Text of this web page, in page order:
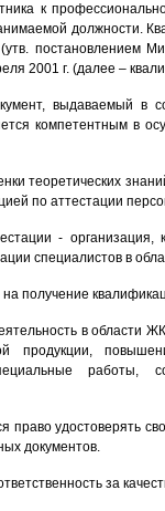
к
должности.
постановлением
2001 г. (далее –
выдаваемый в
компетентным в
теоретических
по аттестации
-
специалистов в
получение
в области
продукции,
работы,
право удостоверять
документов.
за